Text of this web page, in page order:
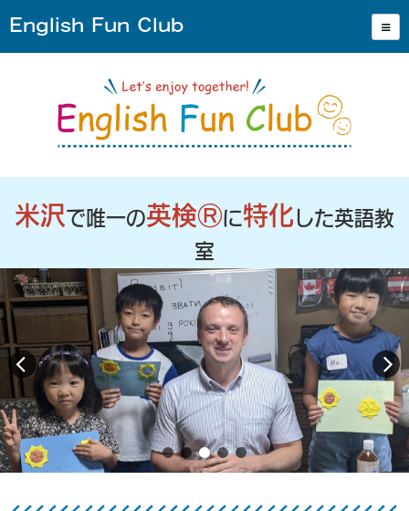
English Fun Club
English Fun Club
米沢で唯一の英検Ⓡに特化 した英語教
室